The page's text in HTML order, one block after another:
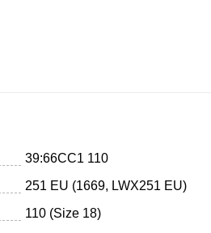
39:66CC1 110
251 EU (1669, LWX251 EU)
110 (Size 18)